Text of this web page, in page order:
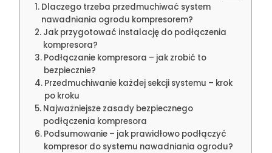
Dlaczego trzeba przedmuchiwać system
nawadniania ogrodu kompresorem?
Jak przygotować instalację do podłączenia
kompresora?
Podłączanie kompresora – jak zrobić to
bezpiecznie?
Przedmuchiwanie każdej sekcji systemu – krok
po kroku
Najważniejsze zasady bezpiecznego
podłączenia kompresora
Podsumowanie – jak prawidłowo podłączyć
kompresor do systemu nawadniania ogrodu?